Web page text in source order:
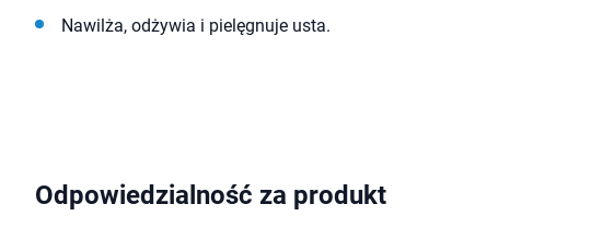
Nawilża, odżywia i pielęgnuje usta.
Odpowiedzialność za produkt